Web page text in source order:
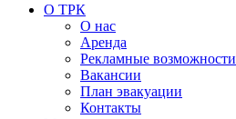
О ТРК
О нас
Аренда
Рекламные возможности
Вакансии
План эвакуации
Контакты